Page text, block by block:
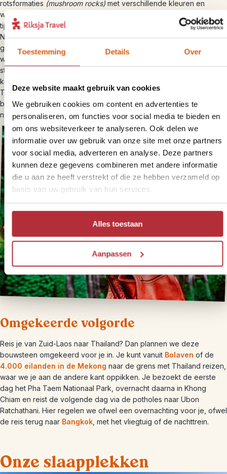
Toestemming Details Over
Deze website maakt gebruik van cookies
We gebruiken cookies om content en advertenties te
personaliseren, om functies voor social media te bieden en
om ons websiteverkeer te analyseren. Ook delen we
informatie over uw gebruik van onze site met onze partners
voor social media, adverteren en analyse. Deze partners
kunnen deze gegevens combineren met andere informatie
die u aan ze heeft verstrekt of die ze hebben verzameld op
basis van uw gebruik van hun services.
Alles toestaan
Aanpassen
rotsformaties (mushroom rocks) met verschillende kleuren en
wandel je grotendeels in de schaduw. Het park is erg populair
tijdens Thai Nieuwjaar, omdat je hier dan de eerste zonnestraal ziet.
Na deze hike is het tijd om Thailand te verlaten en reis je naar de
grensovergang. Je neemt afscheid van je gids en chauffeur en
wandelt zelf de grens over. In Thailand ontvang je een ‘exit’-
stempel in je paspoort terwijl je aan de Laotiaanse kant een visum
krijgt (neem hiervoor twee pasfoto’s mee); je betaal het visum in
Thai baht of in US dollars, de kosten zijn $ 42,-. Wanneer je naar
buiten wandelt staat je nieuwe chauffeur op je te wachten om je
naar je volgende bestemming te brengen.
Omgekeerde volgorde
Reis je van Zuid-Laos naar Thailand? Dan plannen we deze
bouwsteen omgekeerd voor je in. Je kunt vanuit Bolaven of de
4.000 eilanden in de Mekong naar de grens met Thailand reizen,
waar we je aan de andere kant oppikken. Je bezoekt de eerste
dag het Pha Taem Nationaal Park, overnacht daarna in Khong
Chiam en reist de volgende dag via de potholes naar Ubon
Ratchathani. Hier regelen we ofwel een overnachting voor je, ofwel
de reis terug naar Bangkok , met het vliegtuig of de nachttrein.
Onze slaapplekken